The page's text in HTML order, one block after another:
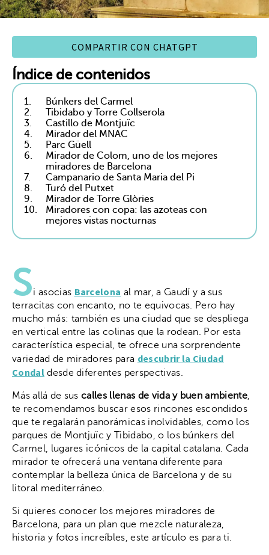
COMPARTIR CON CHATGPT
Índice de contenidos
1.
Búnkers del Carmel
2.
Tibidabo y Torre Collserola
3.
Castillo de Montjuïc
4.
Mirador del MNAC
5.
Parc Güell
6.
Mirador de Colom, uno de los mejores
miradores de Barcelona
7.
Campanario de Santa Maria del Pi
8.
Turó del Putxet
9.
Mirador de Torre Glòries
10.
Miradores con copa: las azoteas con
mejores vistas nocturnas
Si asocias Barcelona al mar, a Gaudí y a sus
terracitas con encanto, no te equivocas. Pero hay
mucho más: también es una ciudad que se despliega
en vertical entre las colinas que la rodean. Por esta
característica especial, te ofrece una sorprendente
variedad de miradores para descubrir la Ciudad
Condaldesde diferentes perspectivas.
Más allá de suscalles llenas de vida y buen ambiente,
te recomendamos buscar esos rincones escondidos
que te regalarán panorámicas inolvidables, como los
parques de Montjuïc y Tibidabo, o los búnkers del
Carmel, lugares icónicos de la capital catalana. Cada
mirador te ofrecerá una ventana diferente para
contemplar la belleza única de Barcelona y de su
litoral mediterráneo.
Si quieres conocer los mejores miradores de
Barcelona, para un plan que mezcle naturaleza,
historia y fotos increíbles, este artículo es para ti.